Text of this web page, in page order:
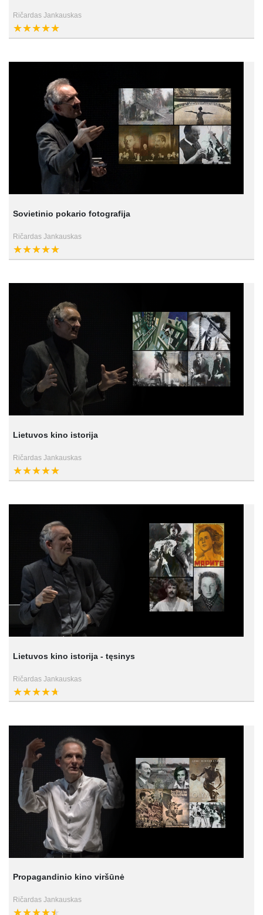
Ričardas Jankauskas
Sovietinio pokario fotografija
Ričardas Jankauskas
Lietuvos kino istorija
Ričardas Jankauskas
Lietuvos kino istorija - tęsinys
Ričardas Jankauskas
Propagandinio kino viršūnė
Ričardas Jankauskas